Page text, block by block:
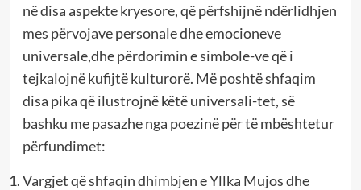
në disa aspekte kryesore, që përfshijnë ndërlidhjen
mes përvojave personale dhe emocioneve
universale,dhe përdorimin e simbole-ve që i
tejkalojnë kufijtë kulturorë. Më poshtë shfaqim
disa pika që ilustrojnë këtë universali-tet, së
bashku me pasazhe nga poezinë për të mbështetur
përfundimet:
Vargjet që shfaqin dhimbjen e Yllka Mujos dhe